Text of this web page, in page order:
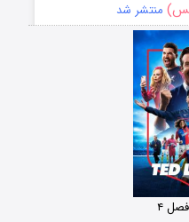
منتشر شد
۴